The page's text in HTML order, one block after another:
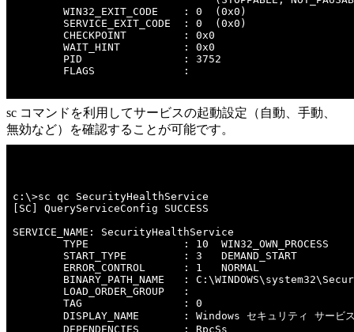
        WIN32_EXIT_CODE    : 0  (0x0)
        SERVICE_EXIT_CODE  : 0  (0x0)
        CHECKPOINT         : 0x0
        WAIT_HINT          : 0x0
        PID                : 3752
        FLAGS              :
sc コマンドを利用してサービスの起動設定（自動、手動、
無効など）を確認することが可能です。
c:\>sc qc SecurityHealthService
[SC] QueryServiceConfig SUCCESS
SERVICE_NAME: SecurityHealthService
        TYPE               : 10  WIN32_OWN_PROCESS
        START_TYPE         : 3   DEMAND_START
        ERROR_CONTROL      : 1   NORMAL
BINARY_PATH_NAME   :
        LOAD_ORDER_GROUP   :
        TAG                : 0
DISPLAY_NAME       : Windows セキュリティ サービ
        DEPENDENCIES       : RpcSs